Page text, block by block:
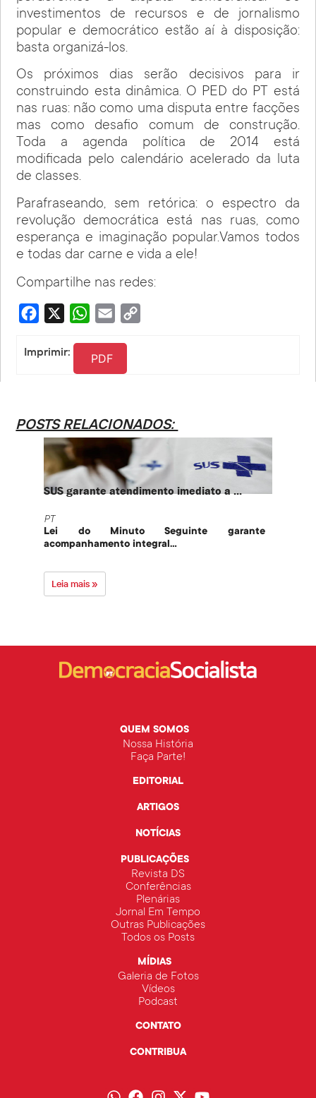
investimentos de recursos e de jornalismo
popular e democrático estão aí à disposição:
basta organizá-los.
Os próximos dias serão decisivos para ir
construindo esta dinâmica. O PED do PT está
nas ruas: não como uma disputa entre facções
mas como desafio comum de construção.
Toda a agenda política de 2014 está
modificada pelo calendário acelerado da luta
de classes.
Parafraseando, sem retórica: o espectro da
revolução democrática está nas ruas, como
esperança e imaginação popular.Vamos todos
e todas dar carne e vida a ele!
Compartilhe nas redes:
Facebook WhatsApp
Email
Imprimir: PDF
POSTS RELACIONADOS:
SUS garante atendimento imediato a ...
PT
Lei do Minuto Seguinte garante
acompanhamento integral...
Leia mais »
QUEM SOMOS
Nossa História
Faça Parte!
EDITORIAL
ARTIGOS
NOTÍCIAS
PUBLICAÇÕES
Revista DS
Conferências
Plenárias
Jornal Em Tempo
Outras Publicações
Todos os Posts
MÍDIAS
Galeria de Fotos
Vídeos
Podcast
CONTATO
CONTRIBUA